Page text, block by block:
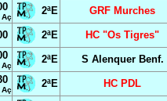
Aç
2ªE GRF Murches
2ªE
HC "Os Tigres"
Aç
2ªE
S Alenquer Benf.
Aç
2ªE HC PDL